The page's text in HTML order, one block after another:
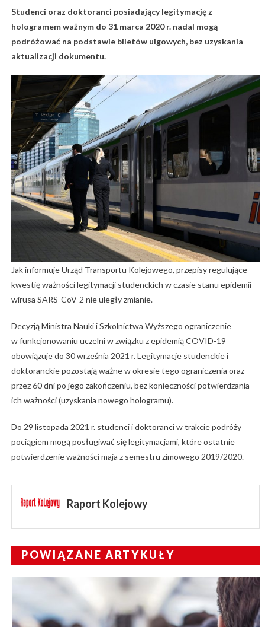
Studenci oraz doktoranci posiadający legitymację z
hologramem ważnym do 31 marca 2020 r. nadal mogą
podróżować na podstawie biletów ulgowych, bez uzyskania
aktualizacji dokumentu.
Jak informuje Urząd Transportu Kolejowego, przepisy regulujące
kwestię ważności legitymacji studenckich w czasie stanu epidemii
wirusa SARS-CoV-2 nie uległy zmianie.
Decyzją Ministra Nauki i Szkolnictwa Wyższego ograniczenie
w funkcjonowaniu uczelni w związku z epidemią COVID-19
obowiązuje do 30 września 2021 r. Legitymacje studenckie i
doktoranckie pozostają ważne w okresie tego ograniczenia oraz
przez 60 dni po jego zakończeniu, bez konieczności potwierdzania
ich ważności (uzyskania nowego hologramu).
Do 29 listopada 2021 r. studenci i doktoranci w trakcie podróży
pociągiem mogą posługiwać się legitymacjami, które ostatnie
potwierdzenie ważności maja z semestru zimowego 2019/2020.
Raport Kolejowy
POWIĄZANE ARTYKUŁY